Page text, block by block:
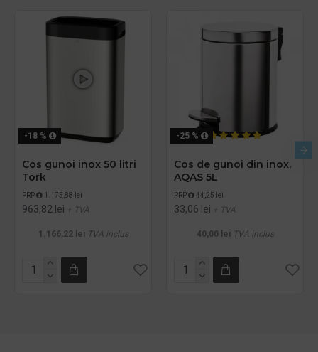
-18 %
Cos gunoi inox 50 litri
Tork
PRP 1.175,88 lei
963,82 lei + TVA
1.166,22 lei TVA inclus
-25 %
Cos de gunoi din inox,
AQAS 5L
PRP 44,25 lei
33,06 lei + TVA
40,00 lei TVA inclus